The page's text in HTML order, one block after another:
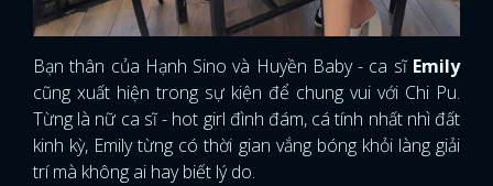
Bạn thân của Hạnh Sino và Huyền Baby - ca sĩEmily
cũng xuất hiện trong sự kiện để chung vui với Chi Pu.
Từng là nữ ca sĩ - hot girl đình đám, cá tính nhất nhì đất
kinh kỳ, Emily từng có thời gian vắng bóng khỏi làng giải
trí mà không ai hay biết lý do.